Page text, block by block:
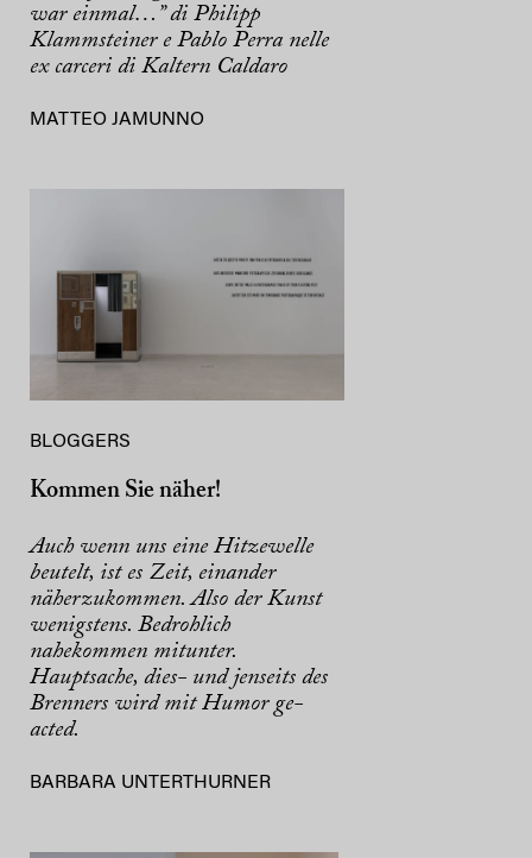
war einmal…” di Philipp
Klammsteiner e Pablo Perra nelle
ex carceri di Kaltern Caldaro
MATTEO JAMUNNO
BLOGGERS
Kommen Sie näher!
Auch wenn uns eine Hitzewelle
beutelt, ist es Zeit, einander
näherzukommen. Also der Kunst
wenigstens. Bedrohlich
nahekommen mitunter.
Hauptsache, dies- und jenseits des
Brenners wird mit Humor ge-
acted.
BARBARA UNTERTHURNER